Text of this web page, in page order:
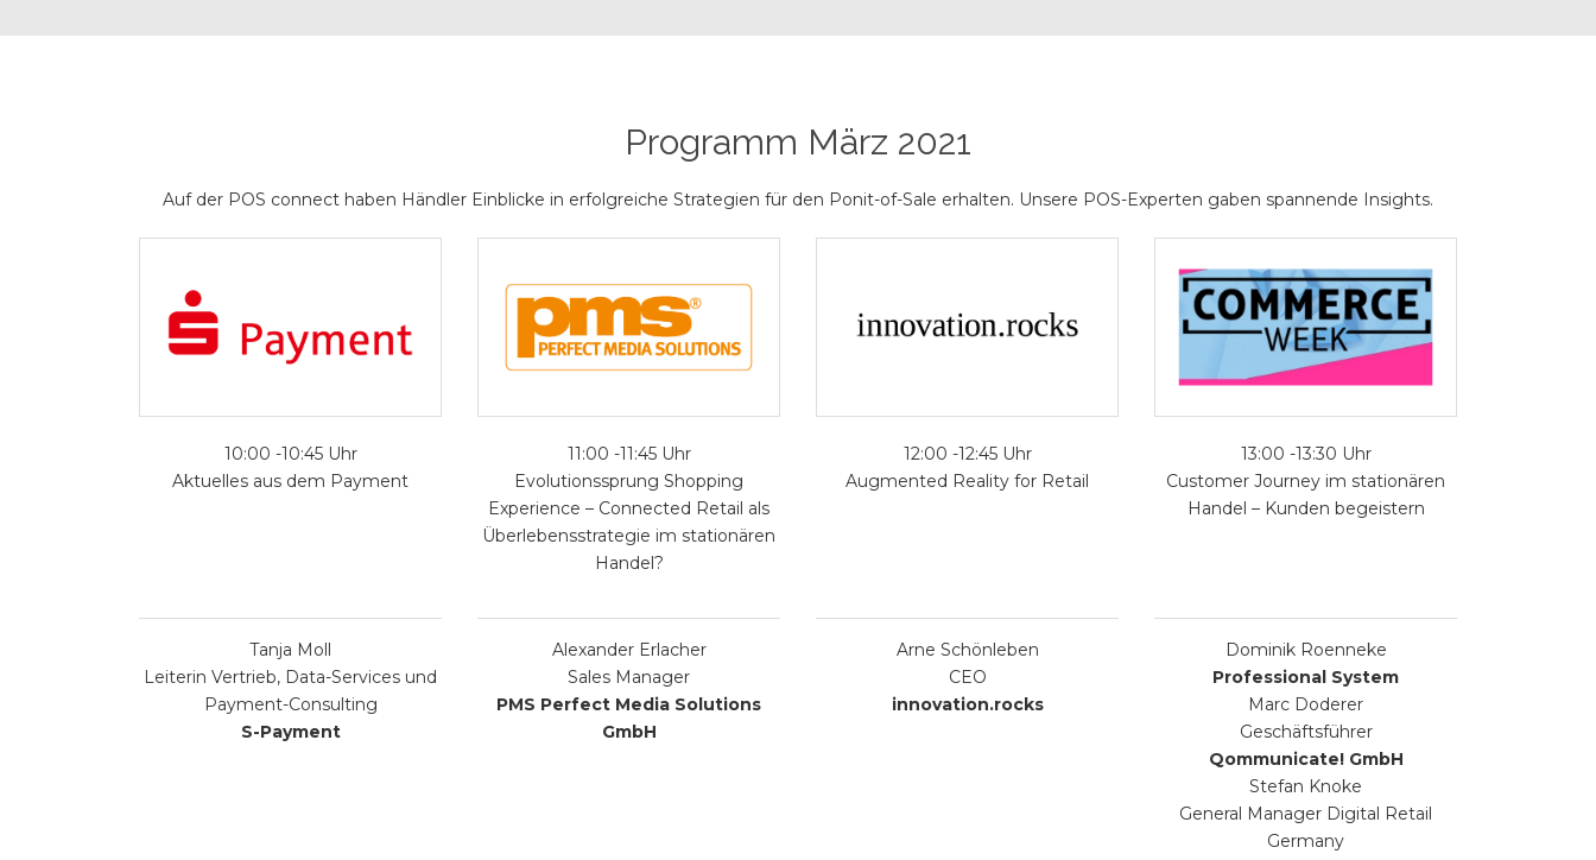
Programm März 2021
Auf der POS connect haben Händler Einblicke in erfolgreiche Strategien für den Ponit-of-Sale erhalten. Unsere POS-Experten gaben spannende Insights.
10:00 -10:45 Uhr
Aktuelles aus dem Payment
11:00 -11:45 Uhr
Evolutionssprung Shopping
Experience – Connected Retail als
Überlebensstrategie im stationären
Handel?
12:00 -12:45 Uhr
Augmented Reality for Retail
13:00 -13:30 Uhr
Customer Journey im stationären
Handel – Kunden begeistern
Tanja Moll
Leiterin Vertrieb, Data-Services und
Payment-Consulting
S-Payment
Alexander Erlacher
Sales Manager
PMS Perfect Media Solutions
GmbH
Arne Schönleben
CEO
innovation.rocks
Dominik Roenneke
Professional System
Marc Doderer
Geschäftsführer
Qommunicate! GmbH
Stefan Knoke
General Manager Digital Retail
Germany